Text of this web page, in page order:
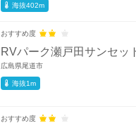
海抜402m
おすすめ度
RVパーク瀬戸田サンセッ
広島県尾道市
海抜1m
おすすめ度